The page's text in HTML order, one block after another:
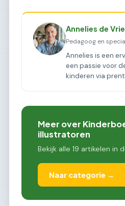
Annelies de
Pedagoog en
Annelies is een
een passie voor
kinderen via
Meer over
illustratoren
Bekijk alle 19 artikelen in
Naar categorie →